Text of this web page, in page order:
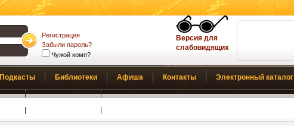
Регистрация
Забыли пароль?
Чужой комп?
Версия для
слабовидящих
Подкасты Библиотеки Афиша Контакты Электронный каталог